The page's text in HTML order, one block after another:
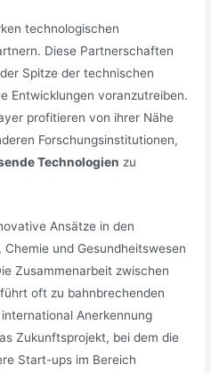
technologischen
Diese Partnerschaften
Spitze der technischen
Entwicklungen voranzutreiben.
profitieren von ihrer Nähe
Forschungsinstitutionen,
Technologien zu
Ansätze in den
und Gesundheitswesen
Zusammenarbeit zwischen
oft zu bahnbrechenden
Anerkennung
Zukunftsprojekt, bei dem die
Start-ups im Bereich